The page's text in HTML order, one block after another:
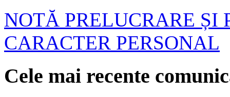
NOTĂ PRELUCRARE ȘI
CARACTER PERSONAL
Cele mai recente